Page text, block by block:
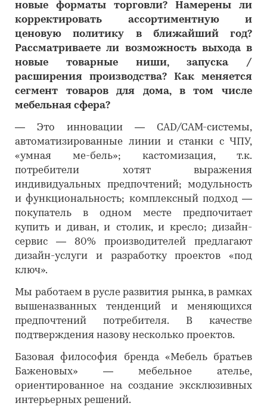
новые форматы торговли? Намерены ли
корректировать ассортиментную и
ценовую политику в ближайший год?
Рассматриваете ли возможность выхода в
новые товарные ниши, запуска /
расширения производства? Как меняется
сегмент товаров для дома, в том числе
мебельная сфера?
―
Это инновации — CAD/CAM-системы,
автоматизированные линии и станки с ЧПУ,
«умная ме-бель»; кастомизация, т.к.
потребители хотят выражения
индивидуальных предпочтений; модульность
и функциональность; комплексный подход —
покупатель в одном месте предпочитает
купить и диван, и столик, и кресло; дизайн-
сервис — 80% производителей предлагают
дизайн-услуги и разработку проектов «под
ключ».
Мы работаем в русле развития рынка, в рамках
вышеназванных тенденций и меняющихся
предпочтений потребителя. В качестве
подтверждения назову несколько проектов.
Базовая философия бренда «Мебель братьев
Баженовых» — мебельное ателье,
ориентированное на создание эксклюзивных
интерьерных решений.